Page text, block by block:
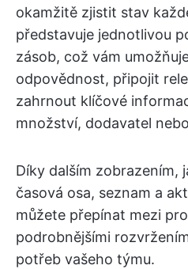
okamžitě zjistit stav
představuje jednotlivou
zásob, což vám
odpovědnost, připojit
zahrnout klíčové
množství, dodavatel
Díky dalším zobrazením,
časová osa, seznam a
můžete přepínat mezi
podrobnějšími
potřeb vašeho týmu.